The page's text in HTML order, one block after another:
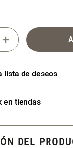
+
en tiendas
DEL